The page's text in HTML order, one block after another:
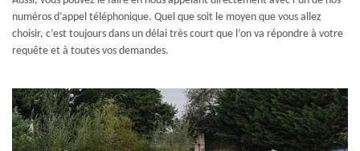
numéros d’appel téléphonique. Quel que soit le moyen que vous allez
choisir, c’est toujours dans un délai très court que l’on va répondre à votre
requête et à toutes vos demandes.